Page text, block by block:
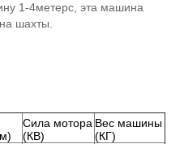
1-4метерс, эта машина
шахты.
Сила мотора
(КВ)
Вес машины
(КГ)